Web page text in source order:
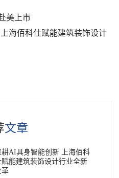
美上市
海佰科仕赋能建筑装饰设计
文章
耕AI具身智能创新 上海佰科
赋能建筑装饰设计行业全新
革